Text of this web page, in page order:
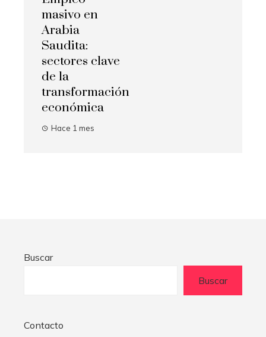
masivo en
Arabia
Saudita:
sectores clave
de la
transformación
económica
Hace 1 mes
Buscar
Buscar
Contacto